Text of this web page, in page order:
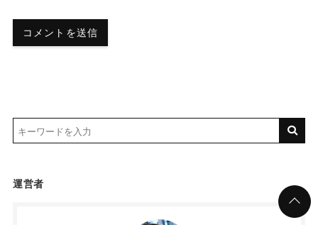
運営者